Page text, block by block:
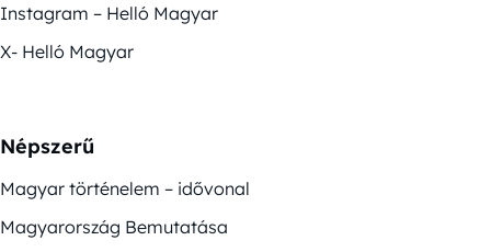
Instagram – Helló Magyar
X- Helló Magyar
Népszerű
Magyar történelem – idővonal
Magyarország Bemutatása